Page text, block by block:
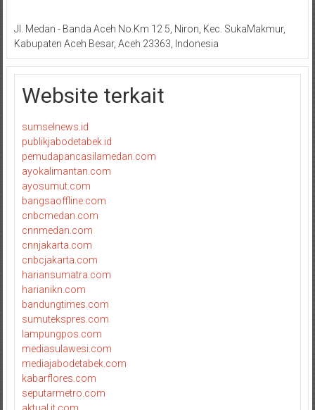
Jl. Medan - Banda Aceh No.Km 12 5, Niron, Kec. SukaMakmur,
Kabupaten Aceh Besar, Aceh 23363, Indonesia
Website terkait
sumselnews.id
publikjabodetabek.id
pemudapancasilamedan.com
ayokalimantan.com
ayosumut.com
bangsaoffline.com
cnbcmedan.com
cnnmedan.com
cnnjakarta.com
cnbcjakarta.com
hariansumatra.com
harianikn.com
bandungtimes.com
sumutekspres.com
lampungpos.com
mediasulawesi.com
mediajabodetabek.com
kabarflores.com
seputarmetro.com